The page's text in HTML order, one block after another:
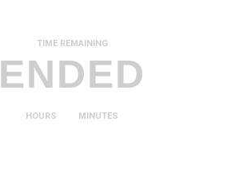
ENDED
TIME REMAINING
HOURS MINUTES